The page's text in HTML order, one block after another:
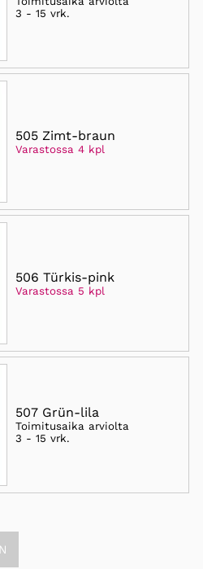
3 - 15 vrk.
505 Zimt-braun
Varastossa 4 kpl
506 Türkis-pink
Varastossa 5 kpl
507 Grün-lila
Toimitusaika arviolta
3 - 15 vrk.